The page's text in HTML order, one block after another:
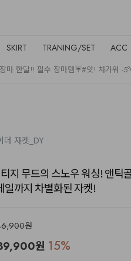
SKIRT TRANING/SET ACC
마 한달!! 필수 장마템☔#앗! 차가워 -
더 자켓_DY
지 무드의 스노우 워싱! 앤틱
일까지 차별화된 자켓!
원
원 15%